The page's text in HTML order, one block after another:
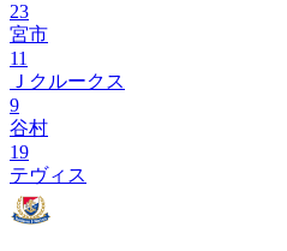
23
宮市
11
Ｊクルークス
9
谷村
19
テヴィス